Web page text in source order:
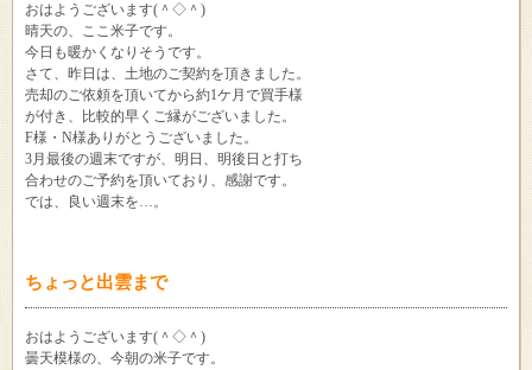
おはようございます(＾◇＾)
晴天の、ここ米子です。
今日も暖かくなりそうです。
さて、昨日は、土地のご契約を頂きました。
売却のご依頼を頂いてから約1ケ月で買手様
が付き、比較的早くご縁がございました。
F様・N様ありがとうございました。
3月最後の週末ですが、明日、明後日と打ち
合わせのご予約を頂いており、感謝です。
では、良い週末を…。
ちょっと出雲まで
おはようございます(＾◇＾)
曇天模様の、今朝の米子です。